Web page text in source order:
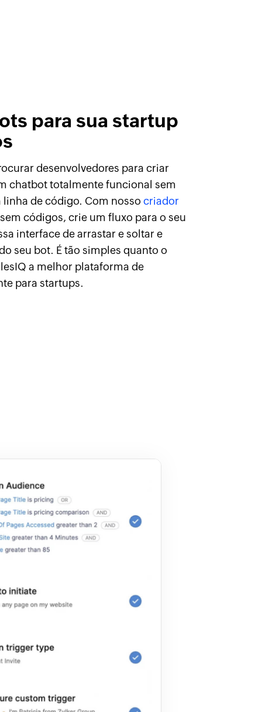
para sua startup
desenvolvedores para criar
chatbot totalmente funcional sem
linha de código. Com nossocriador
códigos, crie um fluxo para o seu
interface de arrastar e soltar e
seu bot. É tão simples quanto o
a melhor plataforma de
para startups.